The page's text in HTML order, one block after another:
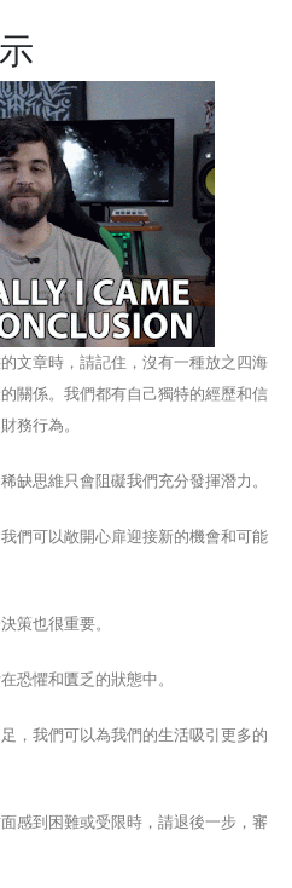
文章時，請記住，沒有一種放之四海
關係。我們都有自己獨特的經歷和信
務行為。
缺思維只會阻礙我們充分發揮潛力。
們可以敞開心扉迎接新的機會和可能
策也很重要。
恐懼和匱乏的狀態中。
，我們可以為我們的生活吸引更多的
感到困難或受限時，請退後一步，審